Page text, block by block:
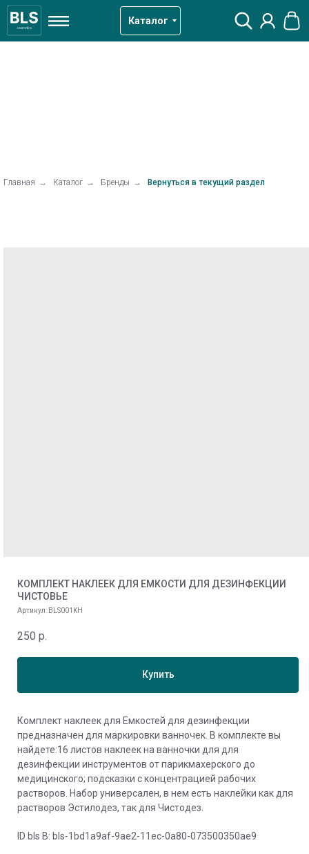
Каталог
Главная → Каталог → Бренды → Вернуться в текущий раздел
КОМПЛЕКТ НАКЛЕЕК ДЛЯ ЕМКОСТИ ДЛЯ ДЕЗИНФЕКЦИИ
ЧИСТОВЬЕ
Артикул: BLS001KH
250 р.
Купить
Комплект наклеек для Емкостей для дезинфекции
предназначен для маркировки ванночек. В комплекте вы
найдете:16 листов наклеек на ванночки для для
дезинфекции инструментов от парикмахерского до
медицинского; подсказки с концентрацией рабочих
растворов. Набор универсален, в нем есть наклейки как для
растворов Эстилодез, так для Чистодез.
ID bls В: bls-1bd1a9af-9ae2-11ec-0a80-073500350ae9